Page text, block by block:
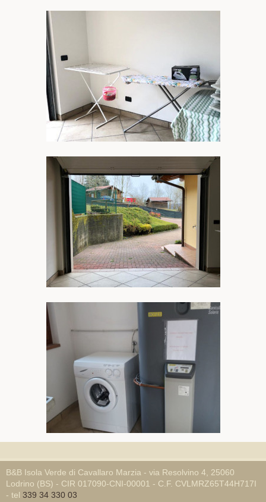
B&B Isola Verde di Cavallaro Marzia - via Resolvino 4, 25060
Lodrino (BS) - CIR 017090-CNI-00001 - C.F. CVLMRZ65T44H717I
- tel 339 34 330 03